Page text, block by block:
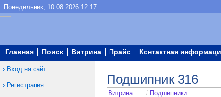
Понедельник, 10.08.2026 12:17
Главная Поиск Витрина Прайс Контактная
Вход на сайт
Регистрация Подшипник 316
Витрина / Подшипники